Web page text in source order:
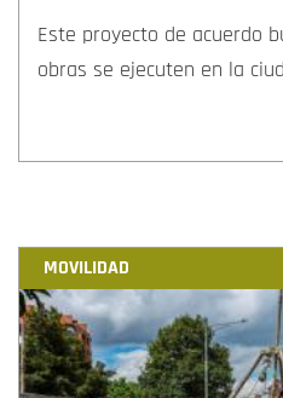
Este proyecto de acuerdo
obras se ejecuten en la
MOVILIDAD